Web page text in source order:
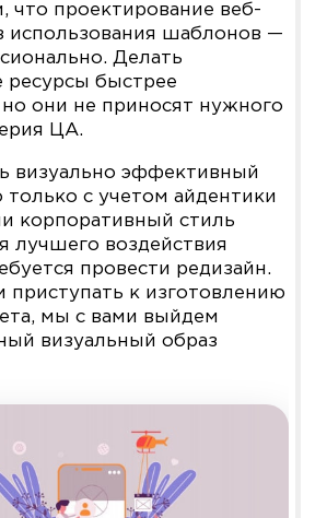
что проектирование веб-
использования шаблонов —
Делать
быстрее
они не приносят нужного
ЦА.
визуально эффективный
с учетом айдентики
корпоративный стиль
лучшего воздействия
провести редизайн.
приступать к изготовлению
мы с вами выйдем
визуальный образ